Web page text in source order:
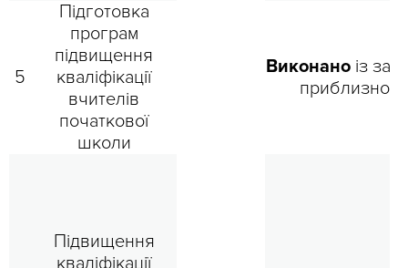
5
Підготовка
програм
підвищення
кваліфікації
вчителів
початкової
школи
Виконано із
приблизно
Підвищення
кваліфікації